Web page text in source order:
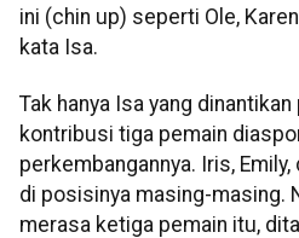
ini (chin up) seperti Ole,
kata Isa.
Tak hanya Isa yang
kontribusi tiga pemain
perkembangannya. Iris,
di posisinya masing-masing.
merasa ketiga pemain itu,